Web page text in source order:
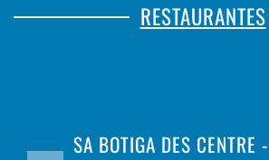
RESTAURANTES
SA BOTIGA DES CENTRE